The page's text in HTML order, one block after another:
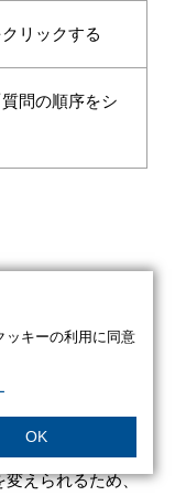
リックする
問の順序をシ
クリックする
変えられるため、
ッキーの利用に同意
OK